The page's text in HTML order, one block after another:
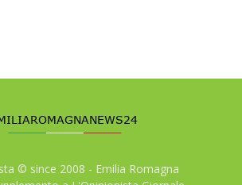
© since 2008 - Emilia Romagna